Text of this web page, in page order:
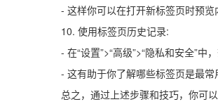
- 这样你可以在打开新标签页时预览
10. 使用标签页历史记录:
- 在“设置”>“高级”>“隐私和安全”中
- 这有助于你了解哪些标签页是最常
总之，通过上述步骤和技巧，你可